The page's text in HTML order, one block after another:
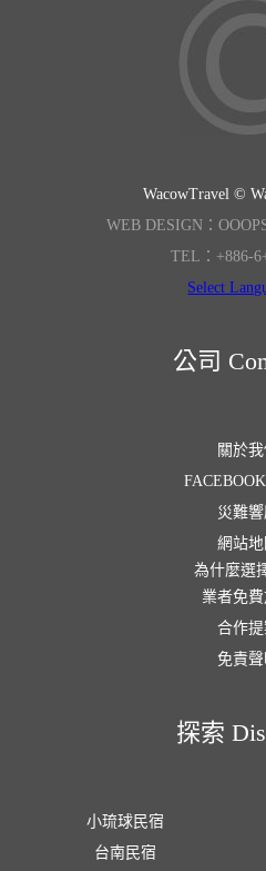
WacowTravel ©
WEB DESIGN：
TEL：+886-
Select
公司
關於我
災難
網站地
為什麼選
業者免費
合作
免責聲
探索
小琉球民宿
台南民宿